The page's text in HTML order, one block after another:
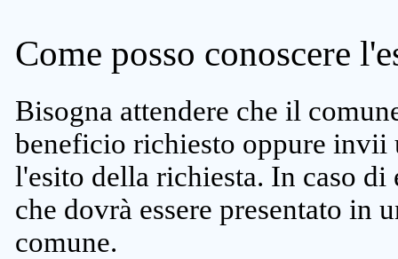
Come posso conoscere
Bisogna attendere che il
beneficio richiesto oppure invii
l'esito della richiesta. In caso
che dovrà essere presentato in
comune.